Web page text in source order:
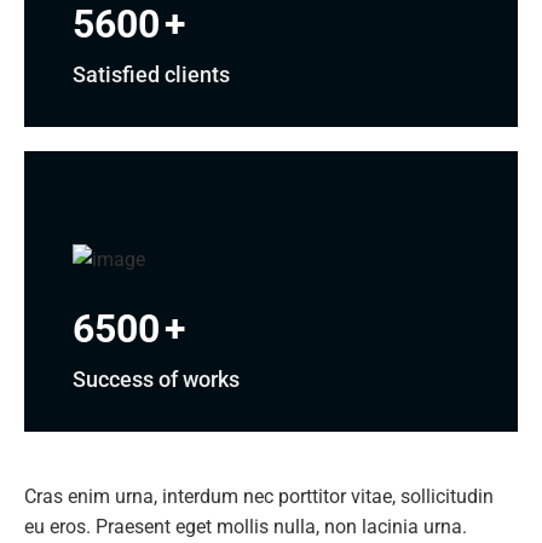
5600+
Satisfied clients
6500+
Success of works
Cras enim urna, interdum nec porttitor vitae, sollicitudin
eu eros. Praesent eget mollis nulla, non lacinia urna.